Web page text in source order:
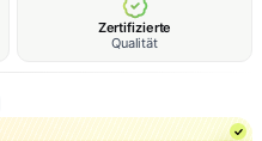
Zertifizierte
Qualität